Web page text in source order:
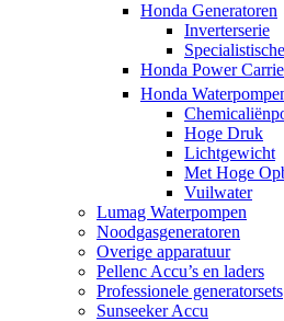
Honda Generatoren
Inverterserie
Honda Power
Honda
Hoge Druk
Lichtgewicht
Met Hoge
Vuilwater
Lumag Waterpompen
Noodgasgeneratoren
Overige apparatuur
Pellenc Accu’s en laders
Professionele generatorsets
Sunseeker Accu